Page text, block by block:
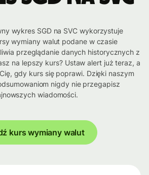
wykres SGD na SVC wykorzystuje
wymiany walut podane w czasie
przeglądanie danych historycznych z
na lepszy kurs? Ustaw alert już teraz, a
gdy kurs się poprawi. Dzięki naszym
nigdy nie przegapisz
wiadomości.
kurs wymiany walut